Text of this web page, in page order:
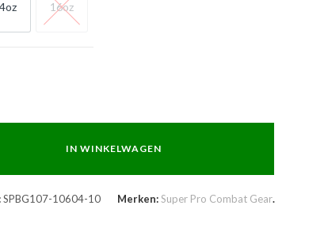
14oz
16oz
16oz
IN WINKELWAGEN
SPBG107-10604-10 Merken:Super Pro Combat Gear.